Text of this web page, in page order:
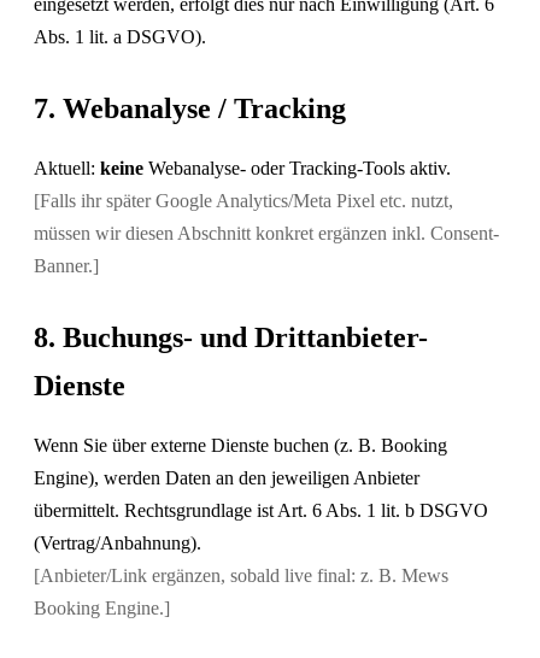
eingesetzt werden, erfolgt dies nur nach Einwilligung (Art. 6
Abs. 1 lit. a DSGVO).
7. Webanalyse / Tracking
Aktuell: keine Webanalyse- oder Tracking-Tools aktiv.
[Falls ihr später Google Analytics/Meta Pixel etc. nutzt,
müssen wir diesen Abschnitt konkret ergänzen inkl. Consent-
Banner.]
8. Buchungs- und Drittanbieter-
Dienste
Wenn Sie über externe Dienste buchen (z. B. Booking
Engine), werden Daten an den jeweiligen Anbieter
übermittelt. Rechtsgrundlage ist Art. 6 Abs. 1 lit. b DSGVO
(Vertrag/Anbahnung).
[Anbieter/Link ergänzen, sobald live final: z. B. Mews
Booking Engine.]